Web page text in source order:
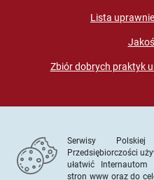
Lista
Zbiór dobrych praktyk
Serwisy
Przedsiębiorczości
ułatwić
stron www oraz do